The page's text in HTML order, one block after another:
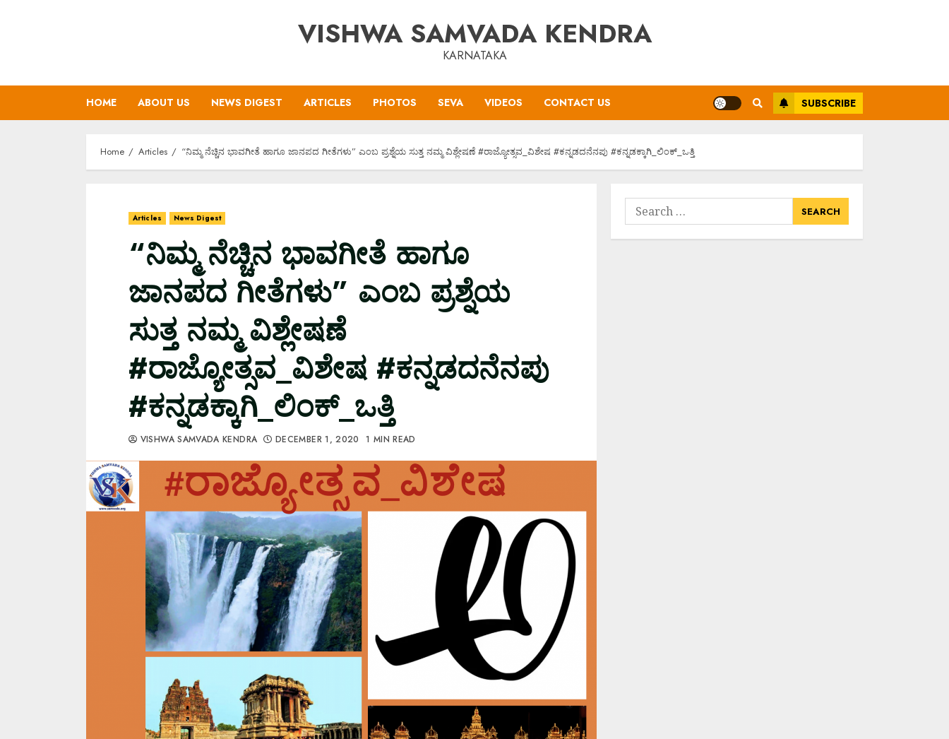
VISHWA SAMVADA KENDRA
KARNATAKA
HOME ABOUT US NEWS DIGEST ARTICLES PHOTOS SEVA VIDEOS CONTACT US SUBSCRIBE
Home Articles “ನಿಮ್ಮ ನೆಚ್ಚಿನ ಭಾವಗೀತೆ ಹಾಗೂ ಜಾನಪದ ಗೀತೆಗಳು” ಎಂಬ ಪ್ರಶ್ನೆಯ ಸುತ್ತ ನಮ್ಮ ವಿಶ್ಲೇಷಣೆ #ರಾಜ್ಯೋತ್ಸವ_ವಿಶೇಷ #ಕನ್ನಡದನೆನಪು #ಕನ್ನಡಕ್ಕಾಗಿ_ಲಿಂಕ್_ಒತ್ತಿ
Articles News Digest
“ನಿಮ್ಮ ನೆಚ್ಚಿನ ಭಾವಗೀತೆ ಹಾಗೂ
ಜಾನಪದ ಗೀತೆಗಳು” ಎಂಬ ಪ್ರಶ್ನೆಯ
ಸುತ್ತ ನಮ್ಮ ವಿಶ್ಲೇಷಣೆ
#ರಾಜ್ಯೋತ್ಸವ_ವಿಶೇಷ #ಕನ್ನಡದನೆನಪು
#ಕನ್ನಡಕ್ಕಾಗಿ_ಲಿಂಕ್_ಒತ್ತಿ
VISHWA SAMVADA KENDRA DECEMBER 1, 2020 1 MIN READ
Search
for: